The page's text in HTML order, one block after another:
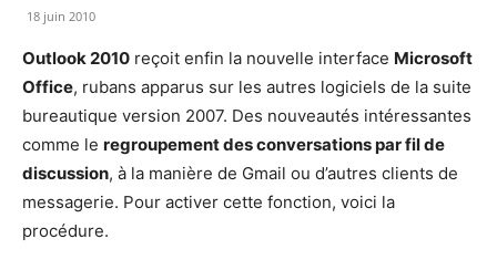
18 juin 2010
Outlook 2010 reçoit enfin la nouvelle interface Microsoft
Office, rubans apparus sur les autres logiciels de la suite
bureautique version 2007. Des nouveautés intéressantes
comme le regroupement des conversations par fil de
discussion, à la manière de Gmail ou d’autres clients de
messagerie. Pour activer cette fonction, voici la
procédure.